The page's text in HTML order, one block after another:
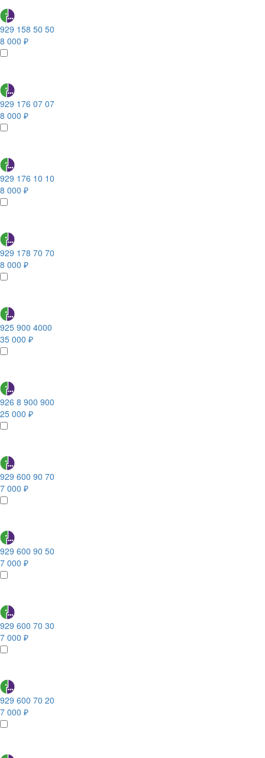
929 158 50 50
8 000 ₽
929 176 07 07
8 000 ₽
929 176 10 10
8 000 ₽
929 178 70 70
8 000 ₽
925 900 4000
35 000 ₽
926 8 900 900
25 000 ₽
929 600 90 70
7 000 ₽
929 600 90 50
7 000 ₽
929 600 70 30
7 000 ₽
929 600 70 20
7 000 ₽